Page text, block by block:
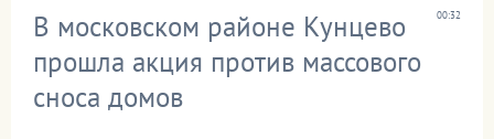
ФОРУМ
00:32
В московском районе Кунцево
прошла акция против массового
сноса домов